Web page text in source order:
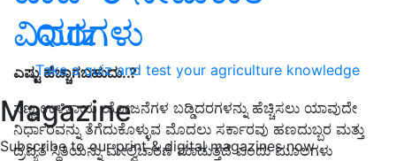
Quiz
Take a quiz and test your agriculture knowledge
Magazine
Subscribe to our print & digital magazines now
ವಿವರಗಳು
ಎಷ್ಟು ಹೆಚ್ಚಾಗಬಹುದು..?
ಸಣ್ಣ ಉಳಿತಾಯ ಯೋಜನೆಗಳ ಬಡ್ಡಿದರಗಳನ್ನು ಹೆಚ್ಚಿಸಲು ಯಾವುದೇ
ನಿರ್ಧಾರವನ್ನು ತೆಗೆದುಕೊಳ್ಳುವ ಮೊದಲು ಸರ್ಕಾರವು ಹಣದುಬ್ಬರ ಮತ್ತು
ದ್ರವ್ಯತೆ ಸ್ಥಿತಿಯನ್ನು ಮೇಲ್ವಿಚಾರಣೆ ಮಾಡುತ್ತದೆ ಎಂದು ಮೂಲಗಳು